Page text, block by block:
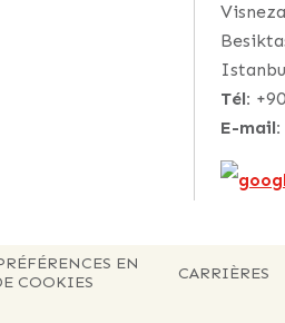
Tél:
E-mail:
EN
COOKIES
CARRIÈRES